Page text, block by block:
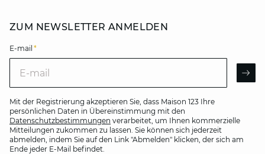
ZUM NEWSLETTER ANMELDEN
E-mail *
Mit der Registrierung akzeptieren Sie, dass Maison 123 Ihre
persönlichen Daten in Übereinstimmung mit den
Datenschutzbestimmungen verarbeitet, um Ihnen kommerzielle
Mitteilungen zukommen zu lassen. Sie können sich jederzeit
abmelden, indem Sie auf den Link "Abmelden" klicken, der sich am
Ende jeder E-Mail befindet.